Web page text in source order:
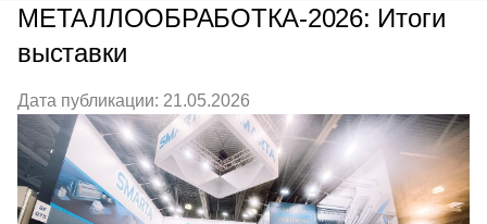
МЕТАЛЛООБРАБОТКА-2026: Итоги
выставки
Дата публикации: 21.05.2026